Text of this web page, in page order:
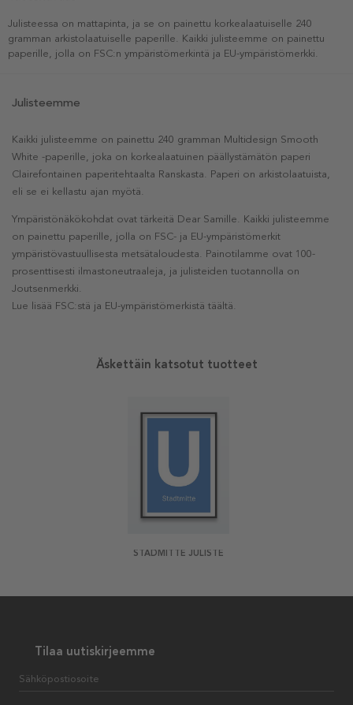
Julisteessa on mattapinta, ja se on painettu korkealaatuiselle 240
gramman arkistolaatuiselle paperille. Kaikki julisteemme on painettu
paperille, jolla on FSC:n ympäristömerkintä ja EU-ympäristömerkki.
Julisteemme
Kaikki julisteemme on painettu 240 gramman Multidesign Smooth
White -paperille, joka on korkealaatuinen päällystämätön paperi
Clairefontainen paperitehtaalta Ranskasta. Paperi on arkistolaatuista,
eli se ei kellastu ajan myötä.
Ympäristönäkökohdat ovat tärkeitä Dear Samille. Kaikki julisteemme
on painettu paperille, jolla on FSC- ja EU-ympäristömerkit
ympäristövastuullisesta metsätaloudesta. Painotilamme ovat 100-
prosenttisesti ilmastoneutraaleja, ja julisteiden tuotannolla on
Joutsenmerkki.
Lue lisää FSC:stä ja EU-ympäristömerkistä täältä.
Äskettäin katsotut tuotteet
STADMITTE JULISTE
Tilaa uutiskirjeemme
Sähköpostiosoite